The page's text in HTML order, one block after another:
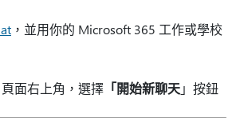
，並用你的 Microsoft 365 工作或學校
面右上角，選擇 「開始新聊天」按鈕